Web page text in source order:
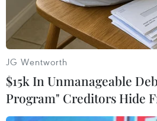
JG Wentworth
$15k In Unmanageable
Program" Creditors Hide